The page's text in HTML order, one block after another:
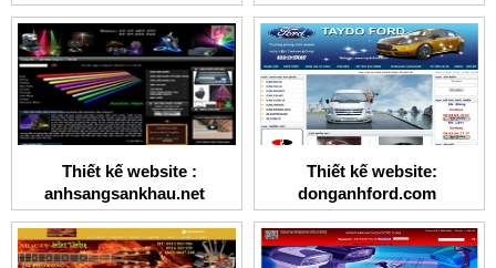
Thiết kế website :
anhsangsankhau.net
Thiết kế website:
donganhford.com